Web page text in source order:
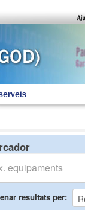
resultats per